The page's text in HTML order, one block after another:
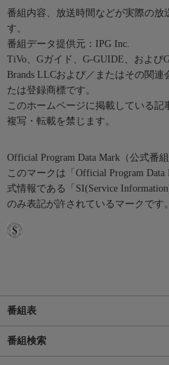
番組内容、放送時間などが実際の放
す。
番組データ提供元：IPG Inc.
TiVo、Gガイド、G-GUIDE、および
Brands LLCおよび／またはその関
たは登録商標です。
このホームページに掲載している
複写・転載を禁じます。
Official Program Data Mark（公式番
このマークは「Official Program
式情報である「SI(Service
のみ表記が許されているマークです。
番組表
番組検索